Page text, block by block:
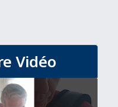
Vidéo